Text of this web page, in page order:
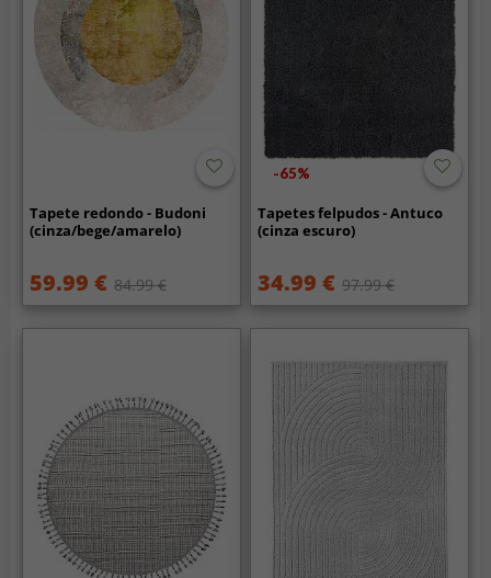
Tapete redondo - Budoni
(cinza/bege/amarelo)
59.99 € 84.99 €
-65%
Tapetes felpudos - Antuco
(cinza escuro)
34.99 € 97.99 €